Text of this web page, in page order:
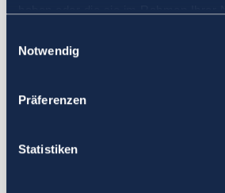
Notwendig
Präferenzen
Statistiken